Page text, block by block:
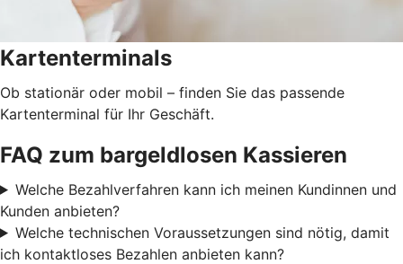
Kartenterminals
Ob stationär oder mobil – finden Sie das passende
Kartenterminal für Ihr Geschäft.
FAQ zum bargeldlosen Kassieren
Welche Bezahlverfahren kann ich meinen Kundinnen und
Kunden anbieten?
Welche technischen Voraussetzungen sind nötig, damit
ich kontaktloses Bezahlen anbieten kann?